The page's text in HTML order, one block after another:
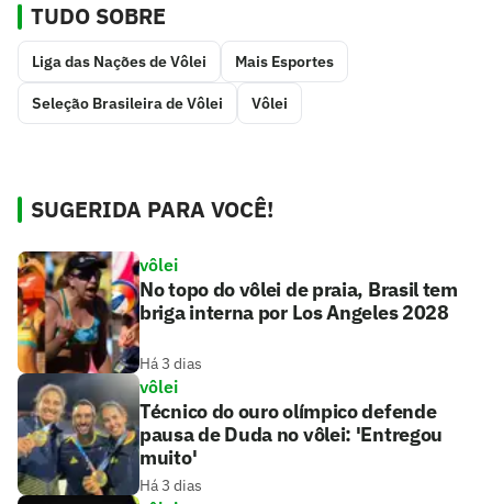
TUDO SOBRE
Liga das Nações de Vôlei Mais Esportes
Seleção Brasileira de Vôlei Vôlei
SUGERIDA PARA VOCÊ!
vôlei
No topo do vôlei de praia, Brasil tem
briga interna por Los Angeles 2028
Há 3 dias
vôlei
Técnico do ouro olímpico defende
pausa de Duda no vôlei: 'Entregou
muito'
Há 3 dias